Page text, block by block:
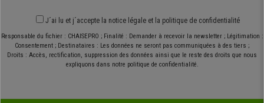
J´ai lu et j´accepte la notice légale et la politique de confidentialité
Responsable du fichier : CHAISEPRO ; Finalité : Demander à recevoir la newsletter ; Légitimation :
Consentement ; Destinataires : Les données ne seront pas communiquées à des tiers ;
Droits : Accès, rectification, suppression des données ainsi que le reste des droits que nous
expliquons dans notre politique de confidentialité.